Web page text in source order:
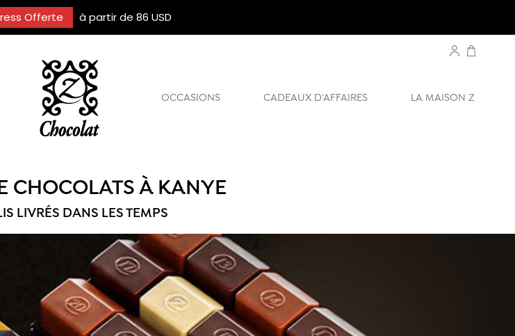
Offerte à partir de 86 USD
OCCASIONS CADEAUX D'AFFAIRES LA MAISON Z
CHOCOLATS À KANYE
LIVRÉS DANS LES TEMPS